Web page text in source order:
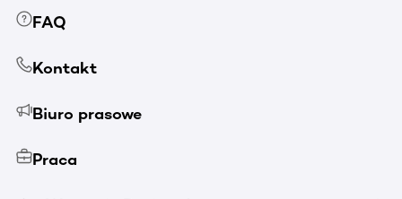
FAQ
Kontakt
Biuro prasowe
Praca